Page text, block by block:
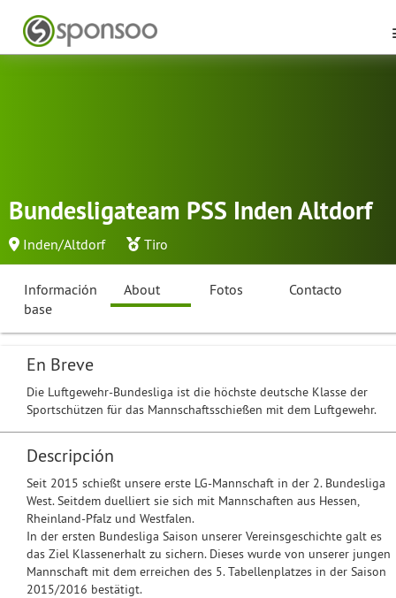
Bundesligateam PSS Inden Altdorf
Inden/Altdorf Tiro
Información
base
About Fotos Contacto
En Breve
Die Luftgewehr-Bundesliga ist die höchste deutsche Klasse der
Sportschützen für das Mannschaftsschießen mit dem Luftgewehr.
Descripción
Seit 2015 schießt unsere erste LG-Mannschaft in der 2. Bundesliga
West. Seitdem duelliert sie sich mit Mannschaften aus Hessen,
Rheinland-Pfalz und Westfalen.
In der ersten Bundesliga Saison unserer Vereinsgeschichte galt es
das Ziel Klassenerhalt zu sichern. Dieses wurde von unserer jungen
Mannschaft mit dem erreichen des 5. Tabellenplatzes in der Saison
2015/2016 bestätigt.